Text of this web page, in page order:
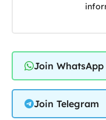
Join WhatsApp
Join Telegram